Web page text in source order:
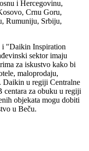
i Hercegovinu,
Crnu Goru,
Rumuniju, Srbiju,
i "Daikin Inspiration
sektor imaju
za iskustvo kako bi
maloprodaju,
Daikin u regiji Centralne
za obuku u regiji
objekata mogu dobiti
u Beču.